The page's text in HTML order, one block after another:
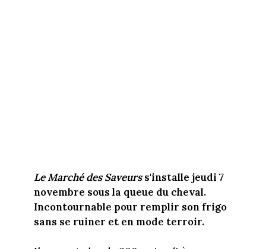
Le Marché des Saveurss'installe jeudi 7
novembre sous la queue du cheval.
Incontournable pour remplir son frigo
sans se ruiner et en mode terroir.